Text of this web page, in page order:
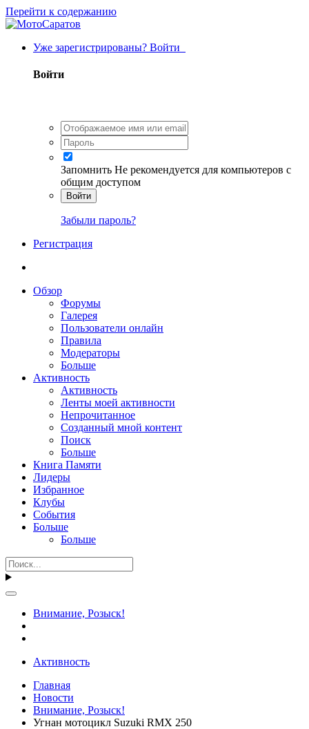
Перейти к содержанию
Уже зарегистрированы? Войти
Войти
Запомнить Не рекомендуется для компьютеров с
общим доступом
Войти
Забыли пароль?
Регистрация
Обзор
Форумы
Галерея
Пользователи онлайн
Правила
Модераторы
Больше
Активность
Активность
Ленты моей активности
Непрочитанное
Созданный мной контент
Поиск
Больше
Книга Памяти
Лидеры
Избранное
Клубы
События
Больше
Больше
Внимание, Розыск!
Активность
Главная
Новости
Внимание, Розыск!
Угнан мотоцикл Suzuki RMX 250